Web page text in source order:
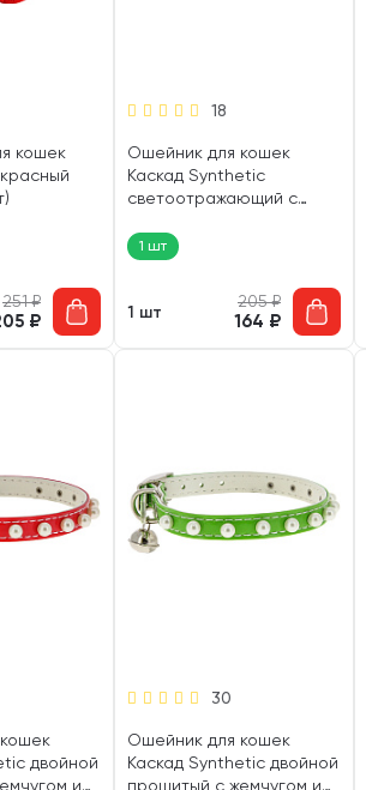
кошек
251₽
₽
18
Ошейник для кошек
Каскад Synthetic
светоотражающий с
мм 30 см (1 шт)
1 шт
1 шт
205₽
164 ₽
двойной
и
30
Ошейник для кошек
Каскад Synthetic двойной
прошитый с жемчугом и